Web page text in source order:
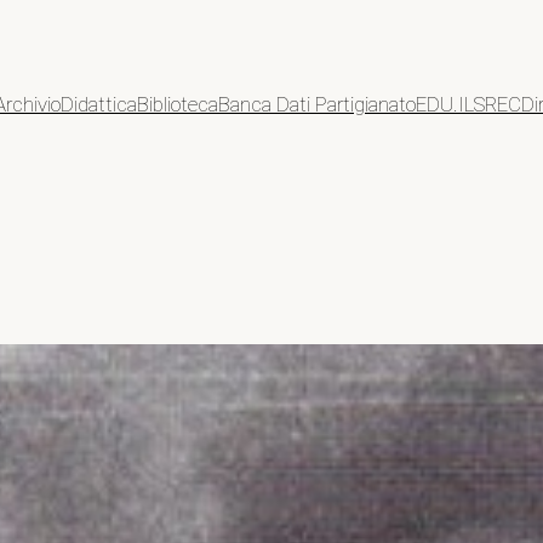
DidatticaBibliotecaBanca Dati PartigianatoEDU.ILSREC